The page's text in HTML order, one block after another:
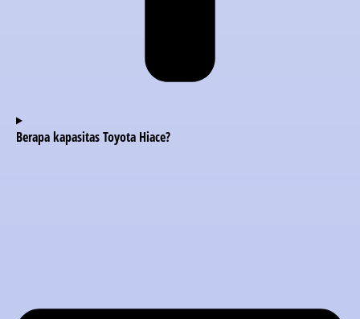
Berapa kapasitas Toyota Hiace?